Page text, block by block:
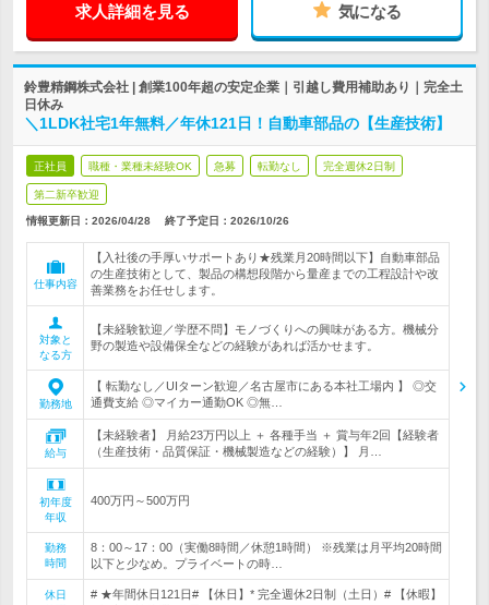
求人詳細を見る 気になる
鈴豊精鋼株式会社 | 創業100年超の安定企業｜引越し費用補助あり｜完全土
日休み
＼1LDK社宅1年無料／年休121日！自動車部品の【生産技術】
正社員 職種・業種未経験OK 急募 転勤なし 完全週休2日制
第二新卒歓迎
情報更新日：2026/04/28 終了予定日： 2026/10/26
仕事内容
【入社後の手厚いサポートあり★残業月20時間以下】自動車部品
の生産技術として、製品の構想段階から量産までの工程設計や改
善業務をお任せします。
対象と
なる方
【未経験歓迎／学歴不問】モノづくりへの興味がある方。機械分
野の製造や設備保全などの経験があれば活かせます。
勤務地
【 転勤なし／UIターン歓迎／名古屋市にある本社工場内 】 ◎交
通費支給 ◎マイカー通勤OK ◎無…
給与
【未経験者】 月給23万円以上 ＋ 各種手当 ＋ 賞与年2回【経験者
（生産技術・品質保証・機械製造などの経験）】 月…
初年度
年収
400万円～500万円
勤務
時間
8：00～17：00（実働8時間／休憩1時間） ※残業は月平均20時間
以下と少なめ。プライベートの時…
休日
# ★年間休日121日# 【休日】* 完全週休2日制（土日）# 【休暇】